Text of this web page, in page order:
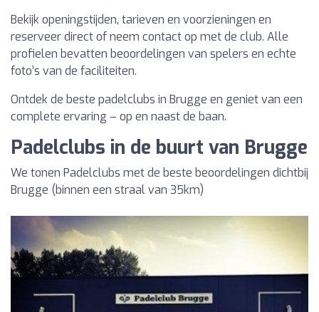
Bekijk openingstijden, tarieven en voorzieningen en
reserveer direct of neem contact op met de club. Alle
profielen bevatten beoordelingen van spelers en echte
foto’s van de faciliteiten.
Ontdek de beste padelclubs in Brugge en geniet van een
complete ervaring – op en naast de baan.
Padelclubs in de buurt van Brugge
We tonen Padelclubs met de beste beoordelingen dichtbij
Brugge (binnen een straal van 35km)